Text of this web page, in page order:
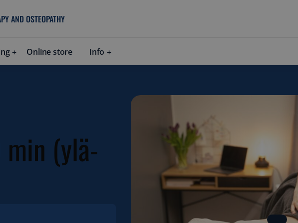
AND OSTEOPATHY
Online store Info
(ylä-